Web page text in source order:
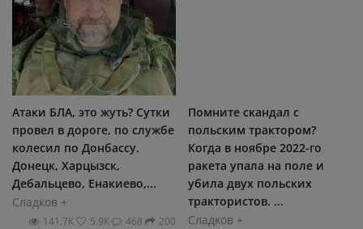
Атаки БЛА, это жуть? Сутки
провел в дороге, по службе
колесил по Донбассу.
Донецк, Харцызск,
Дебальцево, Енакиево,...
Сладков +
141.7К 5.9К 468 200
Помните скандал с
польским трактором?
Когда в ноябре 2022-го
ракета упала на поле и
убила двух польских
трактористов. ...
Сладков +